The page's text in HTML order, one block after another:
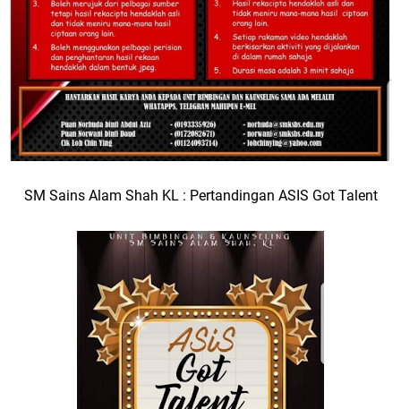
SM Sains Alam Shah KL : Pertandingan ASIS Got Talent